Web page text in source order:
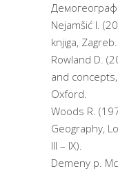
Nejamšić I.
knjiga, Zagreb.
Rowland D.
and
Oxford.
Woods R.
Geography,
III – IX).
Demeny p.